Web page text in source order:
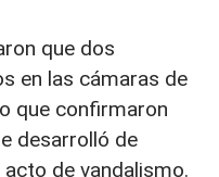
que dos
en las cámaras de
que confirmaron
desarrolló de
de vandalismo.